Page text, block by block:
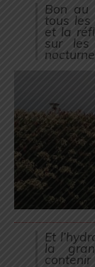
Bon au
tous les
et la
sur les
Et
la
contenir